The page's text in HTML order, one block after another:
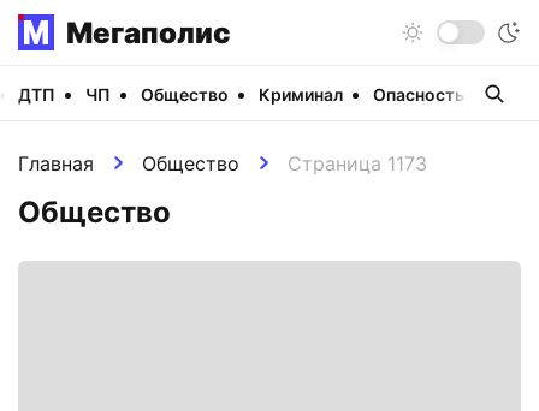
Мегаполис
ДТП ЧП Общество Криминал Опасность
Главная Общество Страница 1173
Общество